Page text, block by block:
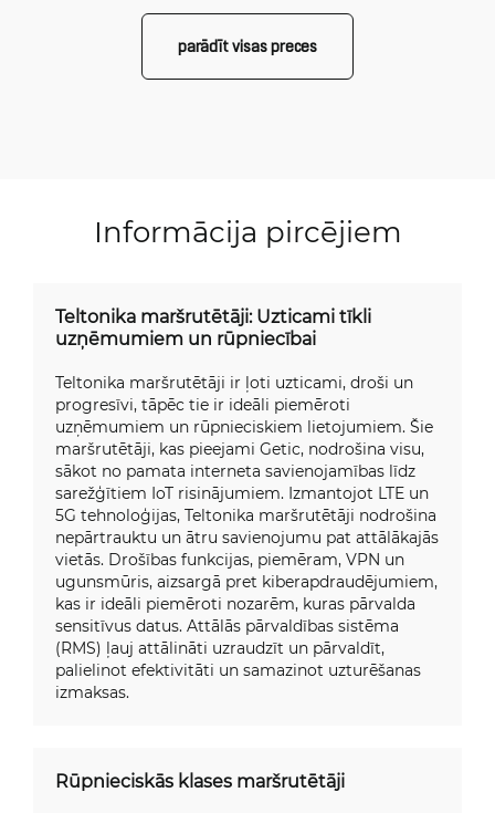
parādīt visas preces
Informācija pircējiem
Teltonika maršrutētāji: Uzticami tīkli
uzņēmumiem un rūpniecībai
Teltonika maršrutētāji ir ļoti uzticami, droši un
progresīvi, tāpēc tie ir ideāli piemēroti
uzņēmumiem un rūpnieciskiem lietojumiem. Šie
maršrutētāji, kas pieejami Getic, nodrošina visu,
sākot no pamata interneta savienojamības līdz
sarežģītiem IoT risinājumiem. Izmantojot LTE un
5G tehnoloģijas, Teltonika maršrutētāji nodrošina
nepārtrauktu un ātru savienojumu pat attālākajās
vietās. Drošības funkcijas, piemēram, VPN un
ugunsmūris, aizsargā pret kiberapdraudējumiem,
kas ir ideāli piemēroti nozarēm, kuras pārvalda
sensitīvus datus. Attālās pārvaldības sistēma
(RMS) ļauj attālināti uzraudzīt un pārvaldīt,
palielinot efektivitāti un samazinot uzturēšanas
izmaksas.
Rūpnieciskās klases maršrutētāji